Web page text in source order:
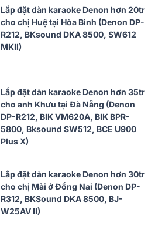
Lắp đặt dàn karaoke Denon hơn 20tr
cho chị Huệ tại Hòa Bình (Denon DP-
R212, BKsound DKA 8500, SW612
MKII)
Lắp đặt dàn karaoke Denon hơn 35tr
cho anh Khưu tại Đà Nẵng (Denon
DP-R212, BIK VM620A, BIK BPR-
5800, Bksound SW512, BCE U900
Plus X)
Lắp đặt dàn karaoke Denon hơn 30tr
cho chị Mài ở Đồng Nai (Denon DP-
R312, BKSound DKA 8500, BJ-
W25AV II)